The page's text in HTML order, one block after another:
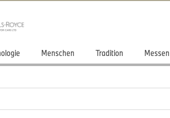
Menschen Tradition Messen